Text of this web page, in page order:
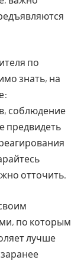
по
знать, на
соблюдение
предвидеть
отточить.
по которым
лучше